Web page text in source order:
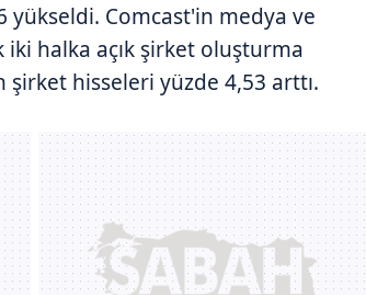
yükseldi. Comcast'in medya ve
halka açık şirket oluşturma
şirket hisseleri yüzde 4,53 arttı.